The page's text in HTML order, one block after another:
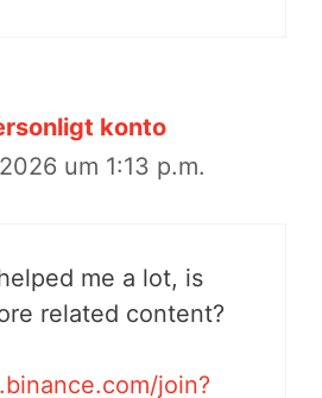
konto
um 1:13 p.m.
me a lot, is
related content?
join?